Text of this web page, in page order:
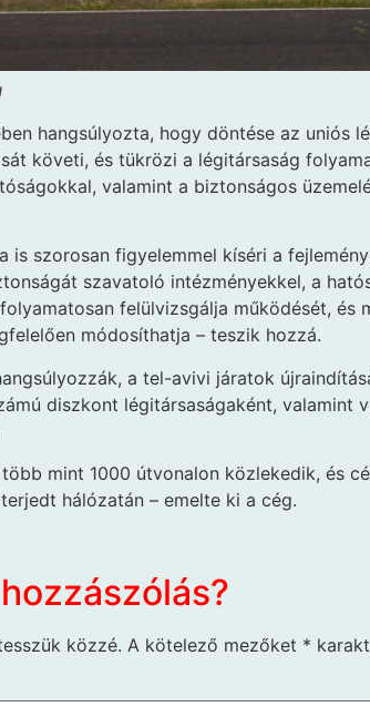
hangsúlyozta, hogy döntése az uniós
követi, és tükrözi a légitársaság
valamint a biztonságos
is szorosan figyelemmel kíséri a
szavatoló intézményekkel, a
felülvizsgálja működését, és
módosíthatja – teszik hozzá.
a tel-avivi járatok
diszkont légitársaságaként, valamint
mint 1000 útvonalon közlekedik, és
hálózatán – emelte ki a cég.
közzé. A kötelező mezőket *